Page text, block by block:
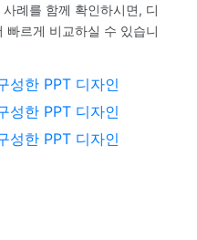
례를 함께 확인하시면, 디
빠르게 비교하실 수 있습니
성한 PPT 디자인
성한 PPT 디자인
성한 PPT 디자인